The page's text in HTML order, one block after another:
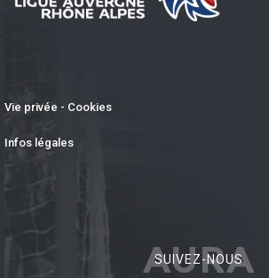
Vie privée - Cookies
Infos légales
AURA
SUIVEZ-NOUS